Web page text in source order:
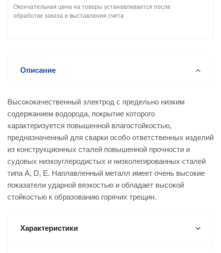
Окончательная цена на товары устанавливается после
обработки заказа и выставления счета
Описание
Высококачественный электрод c предельно низким
содержанием водорода, покрытие которого
характеризуется повышенной влагостойкостью,
предназначенный для сварки особо ответственных изделий
из конструкционных сталей повышенной прочности и
судовых низкоуглеродистых и низколегированных сталей
типа A, D, E. Наплавленный металл имеет очень высокие
показатели ударной вязкостью и обладает высокой
стойкостью к образованию горячих трещин.
Характеристики